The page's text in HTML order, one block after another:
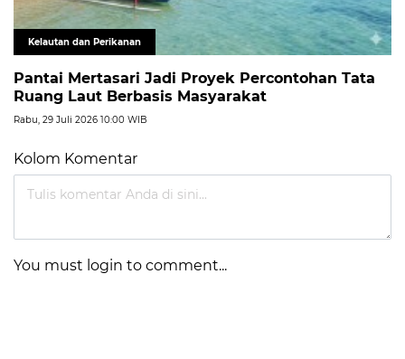
Kelautan dan Perikanan
Pantai Mertasari Jadi Proyek Percontohan Tata
Ruang Laut Berbasis Masyarakat
Rabu, 29 Juli 2026 10:00 WIB
Kolom Komentar
You must login to comment...